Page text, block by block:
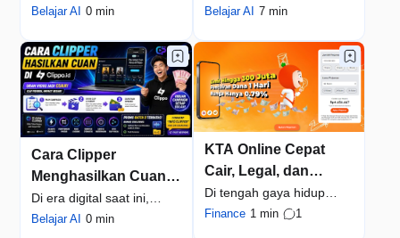
Sinematik Premium
menjadi salah satu topik
Belajar AI 0 min
Menggunakan AI
supporter FIFA World Cup
Belajar AI 7 min
Cara Clipper
Menghasilkan Cuan
dari Web Clippo.id
dengan Bantuan AI
Di era digital saat ini,
membuat konten video
Belajar AI 0 min
KTA Online Cepat
Cair, Legal, dan
Diawasi OJK
Di tengah gaya hidup
serba digital, kebutuhan
Finance 1 min 1